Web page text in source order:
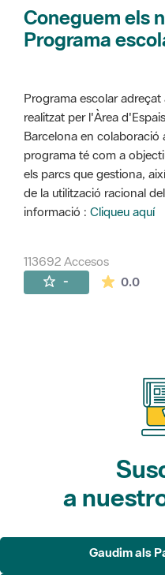
Coneguem els
Programa
Programa escolar
realitzat per l'Àrea
Barcelona en colaboració
programa té com a
els parcs que gestiona,
de la utilització racional
informació : Cliqueu aquí
113692 Accesos
- 0.0La
a
Gaudim als